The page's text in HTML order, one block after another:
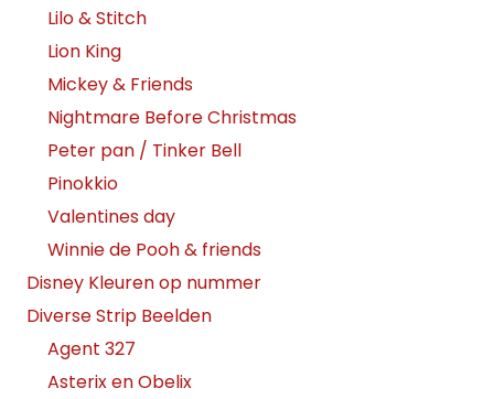
Lilo & Stitch
Lion King
Mickey & Friends
Nightmare Before Christmas
Peter pan / Tinker Bell
Pinokkio
Valentines day
Winnie de Pooh & friends
Disney Kleuren op nummer
Diverse Strip Beelden
Agent 327
Asterix en Obelix